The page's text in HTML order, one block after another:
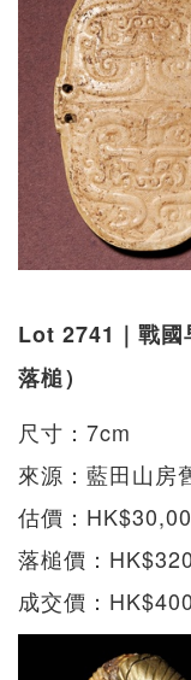
Lot 2741｜戰國
落槌）
尺寸：7cm
來源：藍田山房
估價：
落槌價：
成交價：